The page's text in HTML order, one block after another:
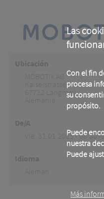
Las
Con el fin
procesa
su
propósito.
Puede
nuestra
Puede
Más
content
Langmeil
Vie, 31.01.2025 - 08:30 -